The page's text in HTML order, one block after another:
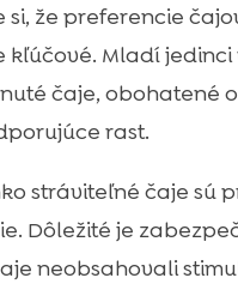
si, že preferencie
kľúčové. Mladí
čaje, obohatené
rast.
stráviteľné čaje sú
Dôležité je
neobsahovali